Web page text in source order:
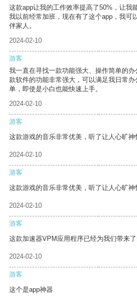
这款app让我的工作效率提高了50%，让我
我以前经常加班，现在有了这个app，我可
伴家人。
2024-02-10
游客
我一直在寻找一款功能强大、操作简单的
款软件的功能非常强大，可以满足我日常
单，即使是小白也能快速上手。
2024-02-10
游客
这款游戏的音乐非常优美，听了让人心旷神
2024-02-10
游客
这款游戏的音乐非常优美，听了让人心旷神
2024-02-10
游客
这款加速器VPM应用程序已经为我们带来了
2024-02-10
游客
这个是app神器